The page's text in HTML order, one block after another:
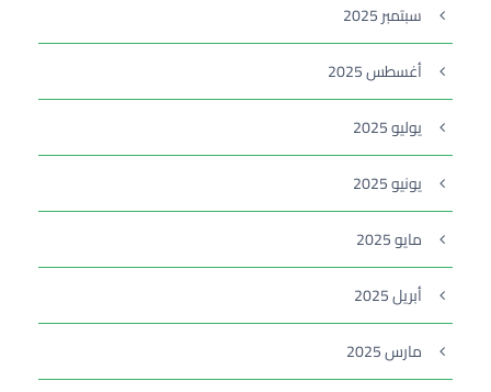
سبتمبر 2025
أغسطس 2025
يوليو 2025
يونيو 2025
مايو 2025
أبريل 2025
مارس 2025